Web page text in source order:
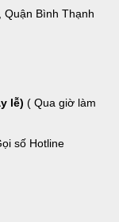
Bình Thạnh
lễ) ( Qua giờ làm
số Hotline